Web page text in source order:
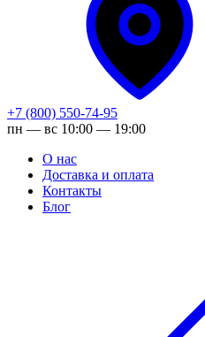
+7 (800) 550-74-95
пн — вс 10:00 — 19:00
О нас
Доставка и оплата
Контакты
Блог